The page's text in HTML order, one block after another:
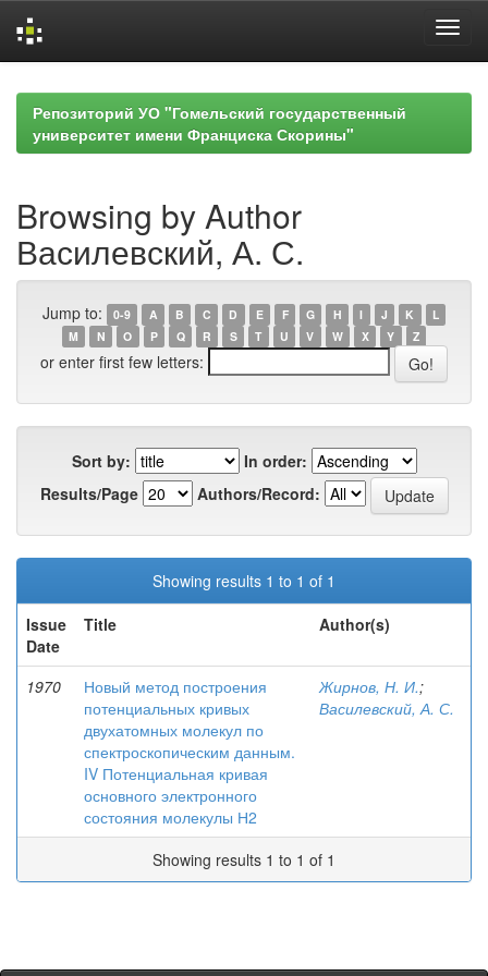
navigationРепозиторий УО "Гомельский государственный
университет имени Франциска Скорины"
Browsing by Author
Василевский, А. С.
Jump to: 0-9 A B C D E F G H I J K
L
M
N O P Q R S T U V W X Y Z
or enter first few letters:
Sort by:
In order:
Results/Page
Authors/Record:
Showing results 1 to 1 of 1
Issue
Date
Title Author(s)
1970
Новый метод построения
потенциальных кривых
двухатомных молекул по
спектроскопическим данным.
IV Потенциальная кривая
основного электронного
состояния молекулы Н2
Жирнов, Н. И.;
Василевский, А. С.
Showing results 1 to 1 of 1